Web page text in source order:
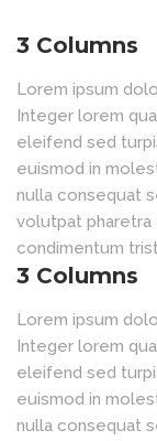
3 Columns
Lorem ipsum
Integer lorem
eleifend sed
euismod in
nulla consequat
volutpat
condimentum
3 Columns
Lorem ipsum
Integer lorem
eleifend sed
euismod in
nulla consequat